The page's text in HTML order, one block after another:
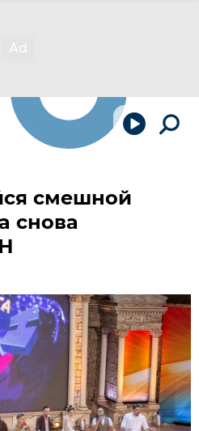
смешной
снова